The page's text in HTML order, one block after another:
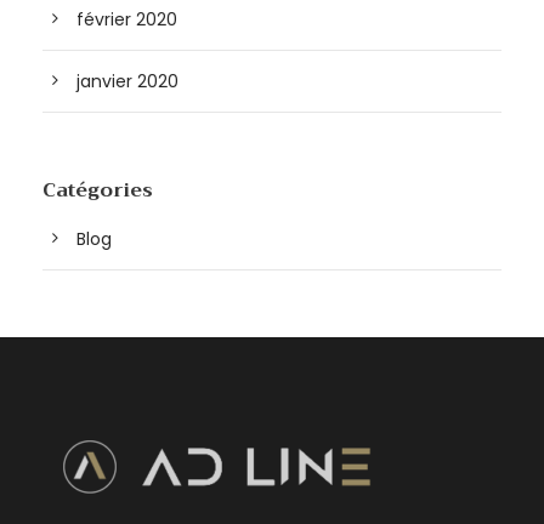
février 2020
janvier 2020
Catégories
Blog